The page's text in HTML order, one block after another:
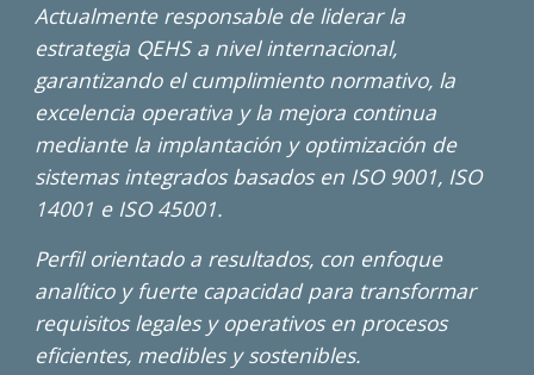
Actualmente responsable de liderar la
estrategia QEHS a nivel internacional,
garantizando el cumplimiento normativo, la
excelencia operativa y la mejora continua
mediante la implantación y optimización de
sistemas integrados basados en ISO 9001, ISO
14001 e ISO 45001.
Perfil orientado a resultados, con enfoque
analítico y fuerte capacidad para transformar
requisitos legales y operativos en procesos
eficientes, medibles y sostenibles.